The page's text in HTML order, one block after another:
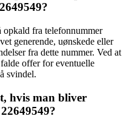
fra telefonnummer
generende, uønskede eller
fra dette nummer. Ved at
offer for eventuelle
svindel.
hvis man bliver